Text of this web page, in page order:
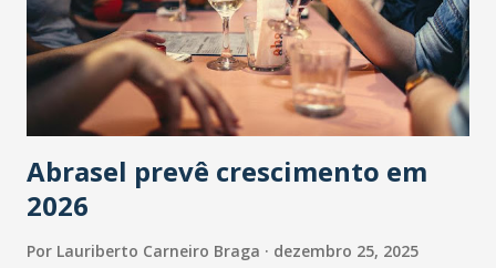
Abrasel prevê crescimento em
2026
Por Lauriberto Carneiro Braga dezembro 25, 2025